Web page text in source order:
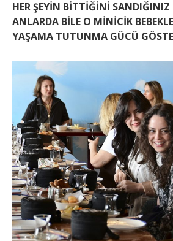
HER ŞEYİN BİTTİĞİNİ
ANLARDA BİLE O MİNİCİK
YAŞAMA TUTUNMA GÜCÜ